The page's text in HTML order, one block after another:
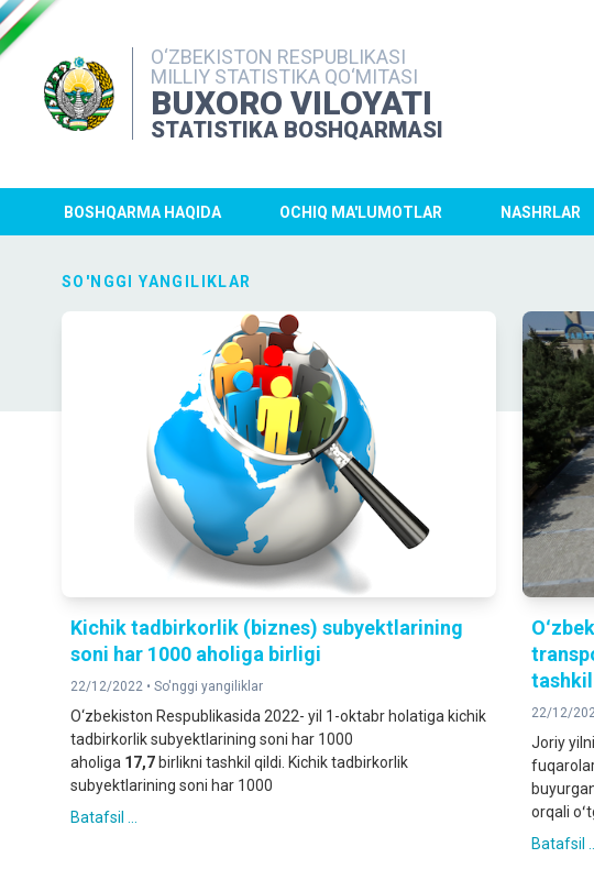
O‘ZBEKISTON RESPUBLIKASI
MILLIY STATISTIKA QO‘MITASI
BUXORO VILOYATI
STATISTIKA BOSHQARMASI
BOSHQARMA HAQIDA OCHIQ MA'LUMOTLAR NASHRLAR
SO'NGGI YANGILIKLAR
Kichik tadbirkorlik (biznes) subyektlarining
soni har 1000 aholiga birligi
22/12/2022 • So'nggi yangiliklar
O‘zbekiston Respublikasida 2022- yil 1-oktabr holatiga kichik
tadbirkorlik subyektlarining soni har 1000
aholiga 1 7,7 birlikni tashkil qildi. Kichik tadbirkorlik
subyektlarining soni har 1000
Batafsil ...
22/12/
Joriy
orqali
Batafsil